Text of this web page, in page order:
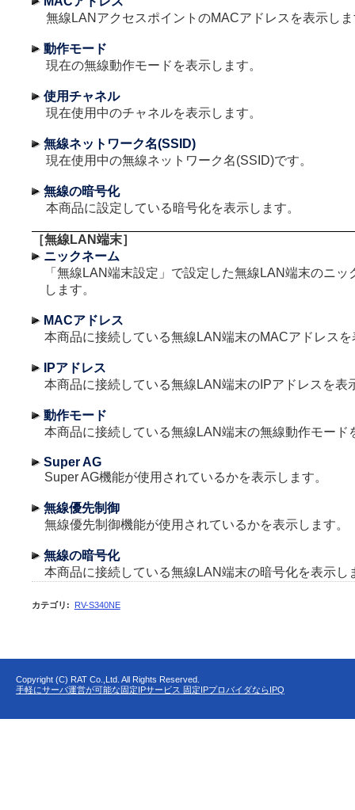
無線LANアクセスポイントのMACアドレスを表示し
動作モード
現在の無線動作モードを表示します。
使用チャネル
現在使用中のチャネルを表示します。
無線ネットワーク名(SSID)
現在使用中の無線ネットワーク名(SSID)です。
無線の暗号化
本商品に設定している暗号化を表示します。
［無線LAN端末］
ニックネーム
「無線LAN端末設定」で設定した無線LAN端末のニッ
します。
MACアドレス
本商品に接続している無線LAN端末のMACアドレス
IPアドレス
本商品に接続している無線LAN端末のIPアドレスを表
動作モード
本商品に接続している無線LAN端末の無線動作モード
Super AG
Super AG機能が使用されているかを表示します。
無線優先制御
無線優先制御機能が使用されているかを表示します。
無線の暗号化
本商品に接続している無線LAN端末の暗号化を表示し
カテゴリ : RV-S340NE
Copyright (C) RAT Co.,Ltd. All Rights Reserved.
手軽にサーバ運営が可能な固定IPサービス 固定IPプロバイダならIPQ